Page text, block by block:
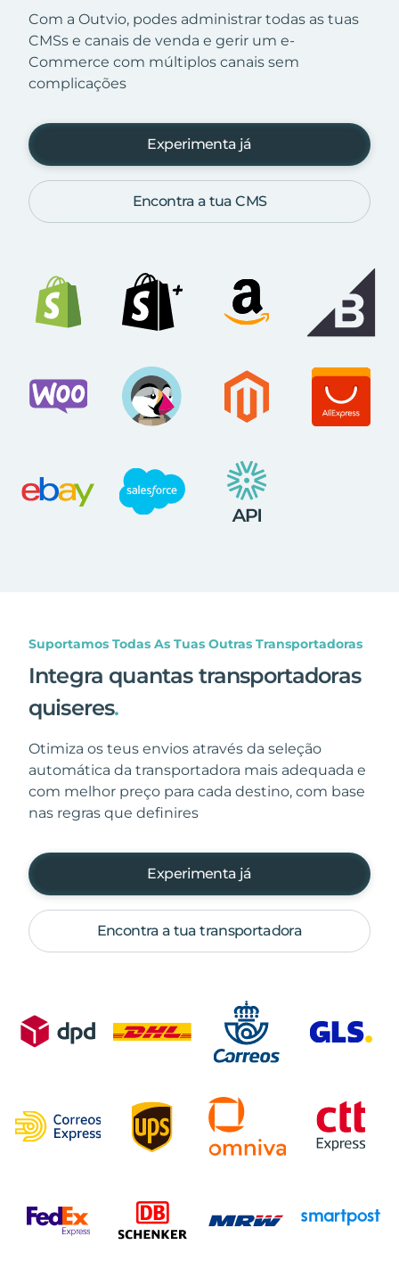
Com a Outvio, podes administrar todas as tuas
CMSs e canais de venda e gerir um e-
Commerce com múltiplos canais sem
complicações
Experimenta já
Encontra a tua CMS
Suportamos Todas As Tuas Outras Transportadoras
Integra quantas transportadoras
quiseres.
Otimiza os teus envios através da seleção
automática da transportadora mais adequada e
com melhor preço para cada destino, com base
nas regras que definires
Experimenta já
Encontra a tua transportadora